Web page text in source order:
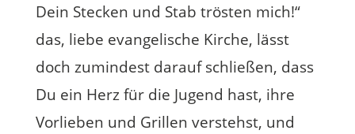
Dein Stecken und Stab trösten mich!“
das, liebe evangelische Kirche, lässt
doch zumindest darauf schließen, dass
Du ein Herz für die Jugend hast, ihre
Vorlieben und Grillen verstehst, und